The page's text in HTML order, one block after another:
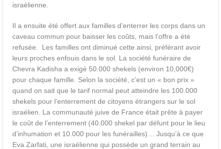
israélienne.
Il a ensuite été offert aux familles d’enterrer les corps dans un
caveau commun pour baisser les coûts, mais l’offre a été
refusée. Les familles ont diminué cette ainsi, préférant avoir
leurs proches enfouis dans le sol. La société funéraire de
Chevra Kadisha a exigé 50.000 shekels (environ 10,000€)
pour chaque famille. Selon la société, c’est un « bon prix »
quand on sait que le tarif normal peut atteindre les 100.000
shekels pour l’enterrement de citoyens étrangers sur le sol
israélien. La communauté juive de France était prête à payer
le coût de l’enterrement (40.000 shekel par défunt pour le lieu
d’inhumation et 10.000 pour les funérailles)… Jusqu’à ce que
Eva Zarfati, une israélienne qui possède un grand terrain au